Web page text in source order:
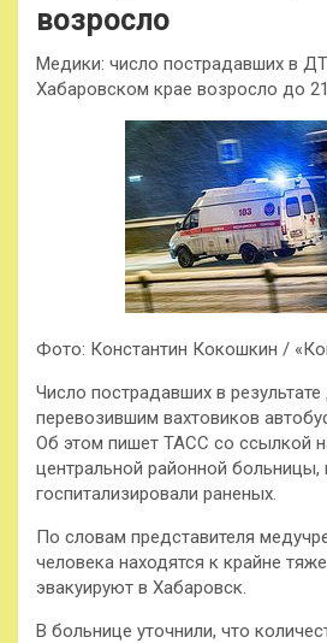
возросло
Медики: число пострадавших в
Хабаровском крае возросло до 21
Фото: Константин Кокошкин /
Число пострадавших в
перевозившим вахтовиков
Об этом пишет ТАСС со ссылкой
центральной районной больницы,
госпитализировали раненых.
По словам представителя
человека находятся к крайне
эвакуируют в Хабаровск.
В больнице уточнили, что